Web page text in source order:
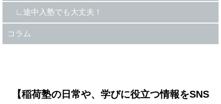
途中入塾でも大丈夫！
コラム
【稲荷塾の日常や、学びに役立つ情報をSNS